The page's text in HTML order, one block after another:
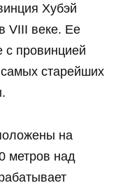
Хубэй
VIII веке. Ее
с провинцией
старейших
на
метров над